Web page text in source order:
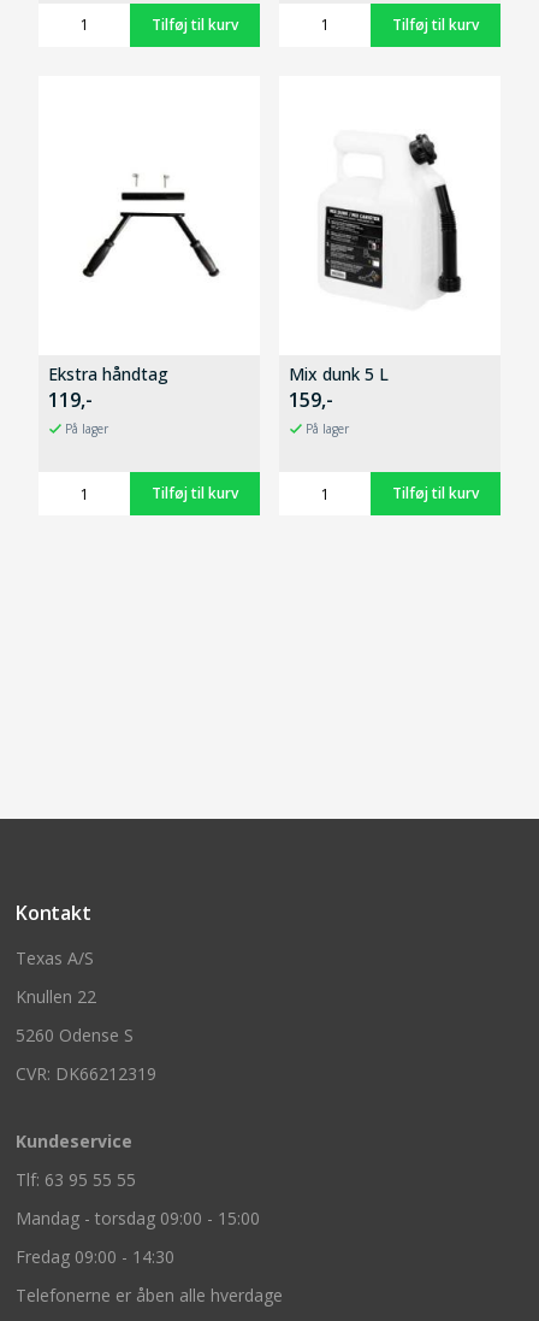
Ekstra håndtag
119,-
På lager
Mix dunk 5 L
159,-
På lager
Kontakt
Texas A/S
Knullen 22
5260 Odense S
CVR: DK66212319
Kundeservice
Tlf: 63 95 55 55
Mandag - torsdag 09:00 - 15:00
Fredag 09:00 - 14:30
Telefonerne er åben alle hverdage